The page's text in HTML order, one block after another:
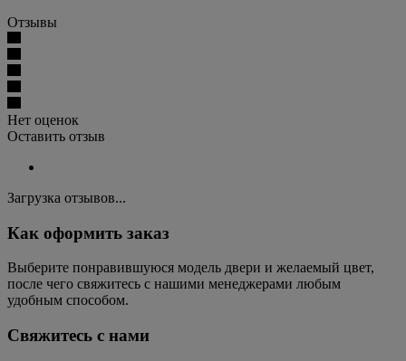
Отзывы
Нет оценок
Оставить отзыв
Загрузка отзывов...
Как оформить заказ
Выберите понравившуюся модель двери и желаемый цвет,
после чего свяжитесь с нашими менеджерами любым
удобным способом.
Свяжитесь с нами